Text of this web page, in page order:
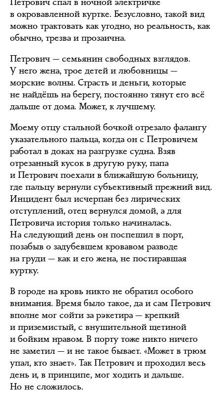
в окровавленной куртке. Безусловно, такой вид
можно трактовать как угодно, но реальность, как
обычно, трезва и прозаична.
Петрович — семьянин свободных взглядов.
У него жена, трое детей и любовницы —
морские волны. Страсть и деньги, которые
не найдёшь на берегу, постоянно тянут его всё
дальше от дома. Может, к лучшему.
Моему отцу стальной бочкой отрезало фалангу
указательного пальца, когда он с Петровичем
работал в доках на разгрузке судна. Взяв
отрезанный кусок в другую руку, папа
и Петрович поехали в ближайшую больницу,
где пальцу вернули субъективный прежний вид.
Инцидент был исчерпан без лирических
отступлений, отец вернулся домой, а для
Петровича история только начиналась.
На следующий день он поспешил в порт,
позабыв о задубевшем кровавом разводе
на груди — как и его жена, не постиравшая
куртку.
В городе на кровь никто не обратил особого
внимания. Время было такое, да и сам Петрович
вполне мог сойти за рэкетира — крепкий
и приземистый, с внушительной щетиной
и бойким нравом. В порту тоже никто ничего
не заметил — и не такое бывает. «Может в трюм
упал, кто знает». Так Петрович и проходил весь
день и, в принципе, мог ходить и дальше.
Но не сложилось.